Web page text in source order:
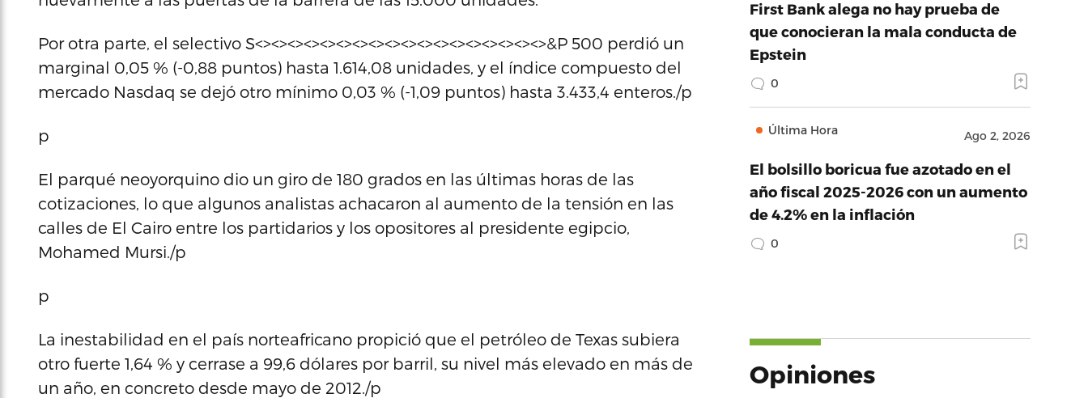
Por otra parte, el selectivo S<><><><><><><><><><><><><><><><><><>&P 500 perdió un
marginal 0,05 % (-0,88 puntos) hasta 1.614,08 unidades, y el índice compuesto del
mercado Nasdaq se dejó otro mínimo 0,03 % (-1,09 puntos) hasta 3.433,4 enteros./p
p
El parqué neoyorquino dio un giro de 180 grados en las últimas horas de las
cotizaciones, lo que algunos analistas achacaron al aumento de la tensión en las
calles de El Cairo entre los partidarios y los opositores al presidente egipcio,
Mohamed Mursi./p
p
La inestabilidad en el país norteafricano propició que el petróleo de Texas subiera
otro fuerte 1,64 % y cerrase a 99,6 dólares por barril, su nivel más elevado en más de
un año, en concreto desde mayo de 2012./p
First Bank alega no hay prueba de
que conocieran la mala conducta de
Epstein
0
Última Hora Ago 2, 2026
El bolsillo boricua fue azotado en el
año fiscal 2025-2026 con un aumento
de 4.2% en la inflación
0
Opiniones